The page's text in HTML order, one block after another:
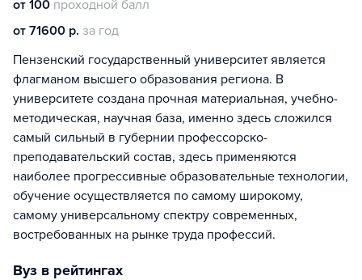
от 100 проходной балл
от 71600 р. за год
Пензенский государственный университет является
флагманом высшего образования региона. В
университете создана прочная материальная, учебно-
методическая, научная база, именно здесь сложился
самый сильный в губернии профессорско-
преподавательский состав, здесь применяются
наиболее прогрессивные образовательные технологии,
обучение осуществляется по самому широкому,
самому универсальному спектру современных,
востребованных на рынке труда профессий.
Вуз в рейтингах